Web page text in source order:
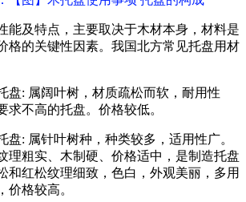
能及特点，主要取决于木材本身，材料是
格的关键性因素。我国北方常见托盘用材
盘: 属阔叶树，材质疏松而软，耐用性
求不高的托盘。价格较低。
盘: 属针叶树种，种类较多，适用性广。
理粗实、木制硬、价格适中，是制造托盘
和红松纹理细致，色白，外观美丽，多用
价格较高。